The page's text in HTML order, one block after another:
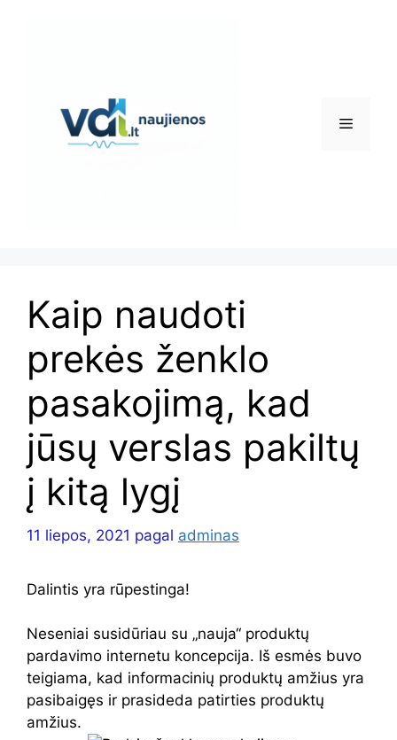
Meniu
Kaip naudoti
prekės ženklo
pasakojimą, kad
jūsų verslas pakiltų
į kitą lygį
11 liepos, 2021 pagal adminas
Dalintis yra rūpestinga!
Neseniai susidūriau su „nauja“ produktų
pardavimo internetu koncepcija. Iš esmės buvo
teigiama, kad informacinių produktų amžius yra
pasibaigęs ir prasideda patirties produktų
amžius.